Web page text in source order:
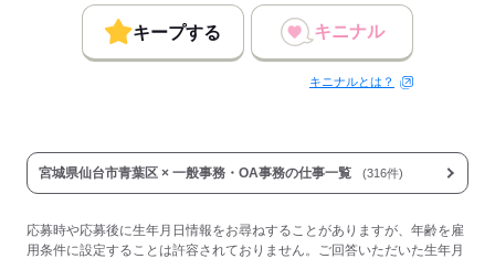
キープする キニナル
キニナルとは？
宮城県仙台市青葉区 × 一般事務・OA事務の仕事一覧 (316件)
応募時や応募後に生年月日情報をお尋ねすることがありますが、年齢を雇
用条件に設定することは許容されておりません。ご回答いただいた生年月